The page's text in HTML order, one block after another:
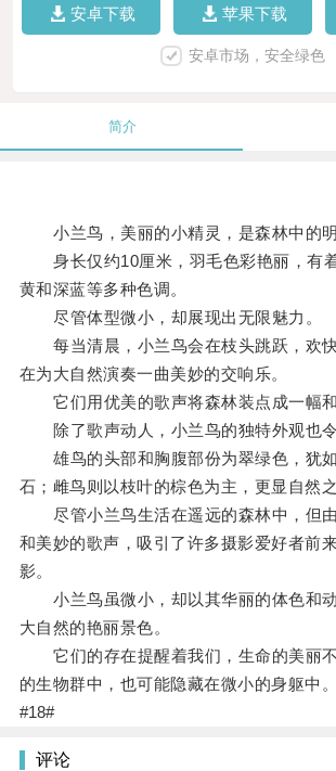
安卓下载 苹果下载
安卓市场，安全绿色
简介
小兰鸟，美丽的小精灵，是森林中的明
身长仅约10厘米，羽毛色彩艳丽，有
黄和深蓝等多种色调。
尽管体型微小，却展现出无限魅力。
每当清晨，小兰鸟会在枝头跳跃，欢
在为大自然演奏一曲美妙的交响乐。
它们用优美的歌声将森林装点成一幅和
除了歌声动人，小兰鸟的独特外观也令
雄鸟的头部和胸腹部份为翠绿色，犹
石；雌鸟则以枝叶的棕色为主，更显自然之
尽管小兰鸟生活在遥远的森林中，但
和美妙的歌声，吸引了许多摄影爱好者前
影。
小兰鸟虽微小，却以其华丽的体色和动
大自然的艳丽景色。
它们的存在提醒着我们，生命的美丽
的生物群中，也可能隐藏在微小的身躯中。
#18#
评论